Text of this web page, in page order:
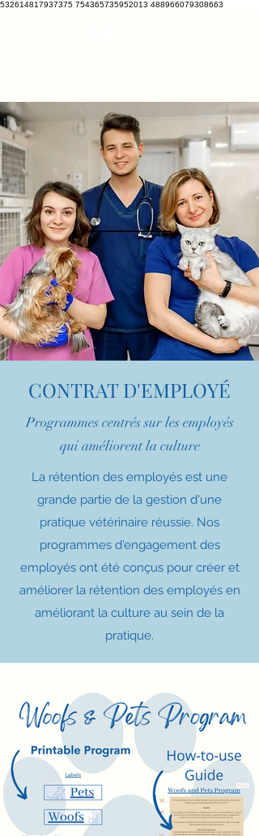
532614817937375 754365735952013 488966079308663
CONTRAT D'EMPLOYÉ
Programmes centrés sur les employés
qui améliorent la culture
La rétention des employés est une
grande partie de la gestion d'une
pratique vétérinaire réussie. Nos
programmes d'engagement des
employés ont été conçus pour créer et
améliorer la rétention des employés en
améliorant la culture au sein de la
pratique.